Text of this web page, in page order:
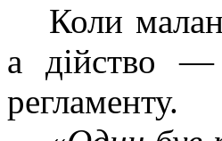
Коли
а дійство —
регламенту.